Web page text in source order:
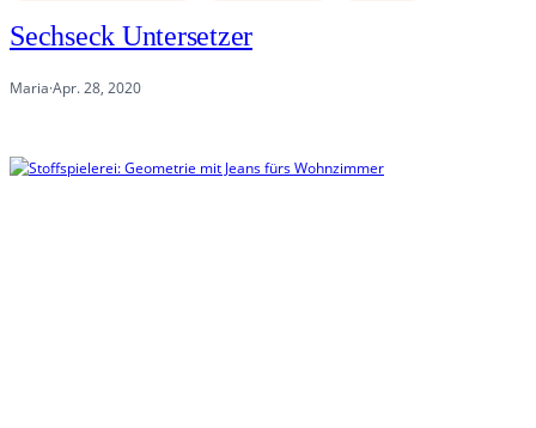
Sechseck Untersetzer
Maria·Apr. 28, 2020